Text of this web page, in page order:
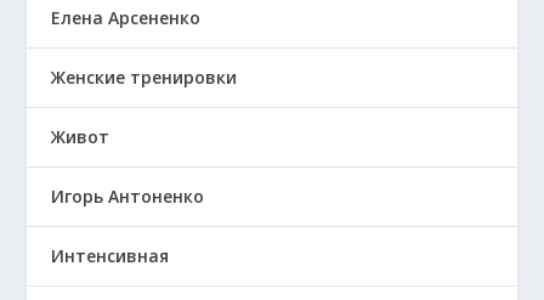
Елена Арсененко
Женские тренировки
Живот
Игорь Антоненко
Интенсивная